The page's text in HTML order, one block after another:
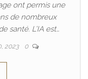
ont permis une
de nombreux
santé. L’IA est…
2023 0